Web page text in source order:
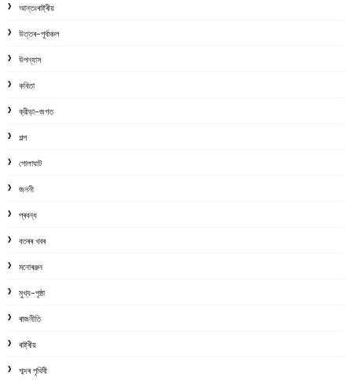
আন্তঃৰাষ্ট্ৰীয়
উত্তৰ-পূৰ্বাঞ্চল
উপন্যাস
কবিতা
ক্রীড়া-জগত
গল্প
গোলাঘাট
জননী
প্ৰবন্ধ
বতৰৰ খবৰ
মনোৰঞ্জন
মুখ্য-পৃষ্ঠা
ৰাজনীতি
ৰাষ্ট্ৰীয়
শব্দৰ পৃথিবী